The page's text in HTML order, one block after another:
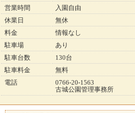
営業時間
入園自由
休業日
無休
料金
情報なし
駐車場
あり
駐車台数
130台
駐車料金
無料
電話
0766-20-1563
古城公園管理事務所